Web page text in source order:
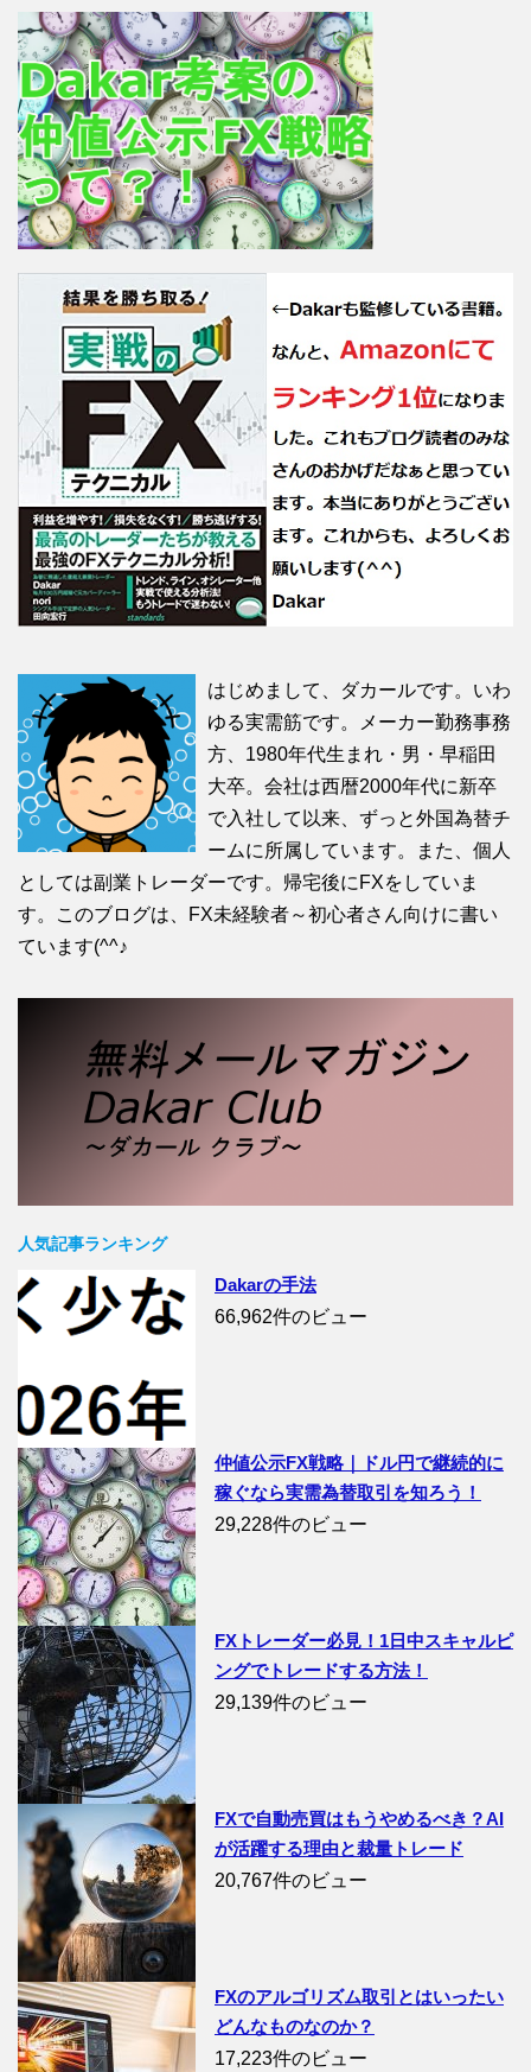
はじめまして、ダカールです。いわ
ゆる実需筋です。メーカー勤務事務
方、1980年代生まれ・男・早稲田
大卒。会社は西暦2000年代に新卒
で入社して以来、ずっと外国為替チ
ームに所属しています。また、個人
としては副業トレーダーです。帰宅後にFXをしていま
す。このブログは、FX未経験者～初心者さん向けに書い
ています(^^♪
人気記事ランキング
Dakarの手法
66,962件のビュー
仲値公示FX戦略｜ドル円で継続的に
稼ぐなら実需為替取引を知ろう！
29,228件のビュー
FXトレーダー必見！1日中スキャルピ
ングでトレードする方法！
29,139件のビュー
FXで自動売買はもうやめるべき？AI
が活躍する理由と裁量トレード
20,767件のビュー
FXのアルゴリズム取引とはいったい
どんなものなのか？
17,223件のビュー